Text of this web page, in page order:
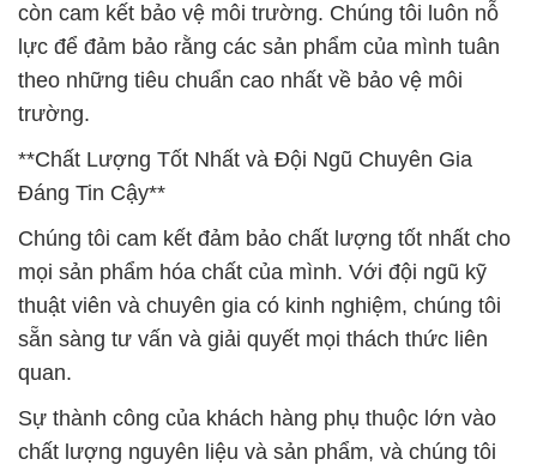
còn cam kết bảo vệ môi trường. Chúng tôi luôn nỗ
lực để đảm bảo rằng các sản phẩm của mình tuân
theo những tiêu chuẩn cao nhất về bảo vệ môi
trường.
**Chất Lượng Tốt Nhất và Đội Ngũ Chuyên Gia
Đáng Tin Cậy**
Chúng tôi cam kết đảm bảo chất lượng tốt nhất cho
mọi sản phẩm hóa chất của mình. Với đội ngũ kỹ
thuật viên và chuyên gia có kinh nghiệm, chúng tôi
sẵn sàng tư vấn và giải quyết mọi thách thức liên
quan.
Sự thành công của khách hàng phụ thuộc lớn vào
chất lượng nguyên liệu và sản phẩm, và chúng tôi